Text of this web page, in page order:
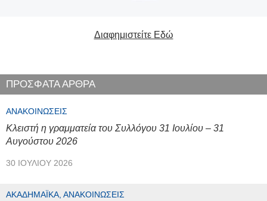
Διαφημιστείτε Εδώ
ΠΡΟΣΦΑΤΑ ΑΡΘΡΑ
ΑΝΑΚΟΙΝΏΣΕΙΣ
Κλειστή η γραμματεία του Συλλόγου 31 Ιουλίου – 31
Αυγούστου 2026
30 ΙΟΥΛΊΟΥ 2026
ΑΚΑΔΗΜΑΪΚΆ, ΑΝΑΚΟΙΝΏΣΕΙΣ